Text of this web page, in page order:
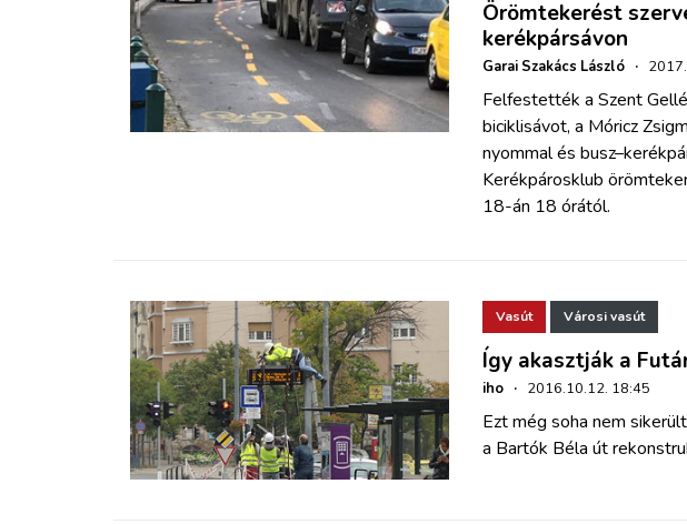
Örömtekerést
kerékpársávon
Garai Szakács László ·
Felfestették a Szent
biciklisávot, a Móricz
nyommal és
Kerékpárosklub
18-án 18 órától.
Vasút Városi vasút
Így akasztják a
iho · 2016.10.12. 18:45
Ezt még soha nem
a Bartók Béla út